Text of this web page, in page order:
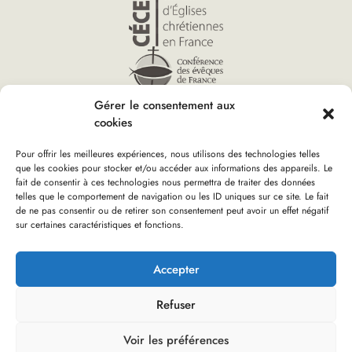
Gérer le consentement aux
cookies
Pour offrir les meilleures expériences, nous utilisons des technologies telles
que les cookies pour stocker et/ou accéder aux informations des appareils. Le
fait de consentir à ces technologies nous permettra de traiter des données
telles que le comportement de navigation ou les ID uniques sur ce site. Le fait
de ne pas consentir ou de retirer son consentement peut avoir un effet négatif
sur certaines caractéristiques et fonctions.
Accepter
Refuser
Voir les préférences
Vous êtes ici : Accueil»Actualités»Page 28
Mentions Légales
Réalisation : olivgraphic.com